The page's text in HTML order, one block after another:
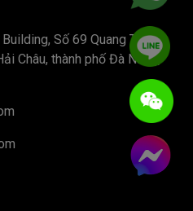
Số 69 Quang Trung,
Châu, thành phố Đà Nẵng,